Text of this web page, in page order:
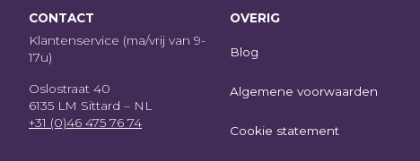
CONTACT
Klantenservice (ma/vrij van 9-
17u)
Oslostraat 40
6135 LM Sittard – NL
+31 (0)46 475 76 74
OVERIG
Blog
Algemene voorwaarden
Cookie statement